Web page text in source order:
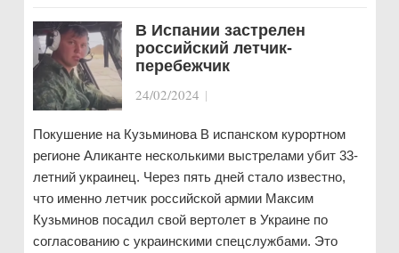
В Испании застрелен
российский летчик-
перебежчик
24/02/2024 |
Покушение на Кузьминова В испанском курортном
регионе Аликанте несколькими выстрелами убит 33-
летний украинец. Через пять дней стало известно,
что именно летчик российской армии Максим
Кузьминов посадил свой вертолет в Украине по
согласованию с украинскими спецслужбами. Это